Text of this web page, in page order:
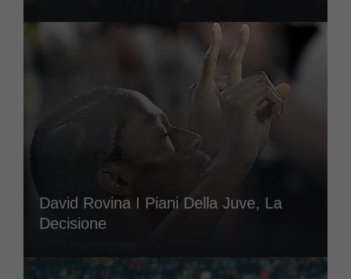
David Rovina I Piani Della Juve, La
Decisione